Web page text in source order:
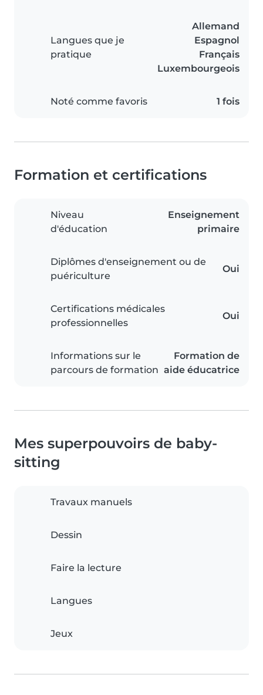
Langues que je
pratique
Allemand
Espagnol
Français
Luxembourgeois
Noté comme favoris 1 fois
Formation et certifications
Niveau
d'éducation
Enseignement
primaire
Diplômes d'enseignement ou de
puériculture
Oui
Certifications médicales
professionnelles
Oui
Informations sur le
parcours de formation
Formation de
aide éducatrice
Mes superpouvoirs de baby-
sitting
Travaux manuels
Dessin
Faire la lecture
Langues
Jeux